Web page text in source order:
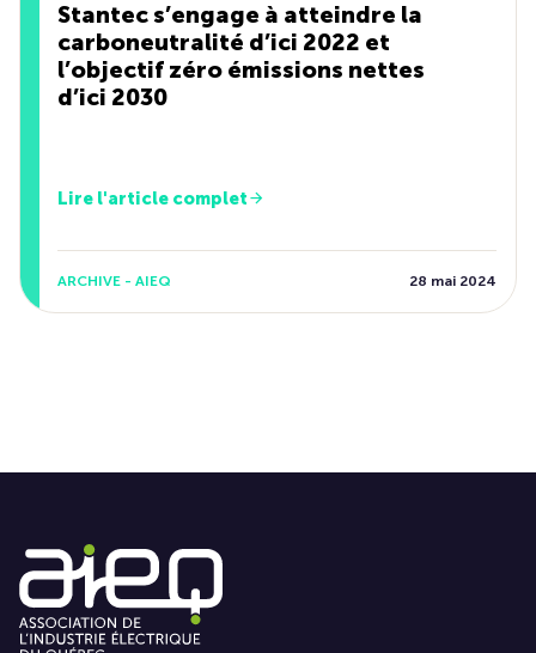
Stantec s’engage à atteindre la
carboneutralité d’ici 2022 et
l’objectif zéro émissions nettes
d’ici 2030
Lire l'article complet
ARCHIVE - AIEQ 28 mai 2024